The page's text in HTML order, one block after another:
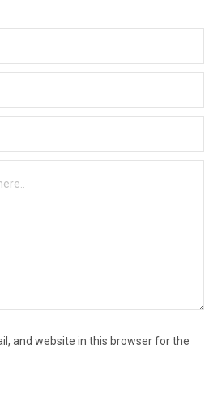
and website in this browser for the